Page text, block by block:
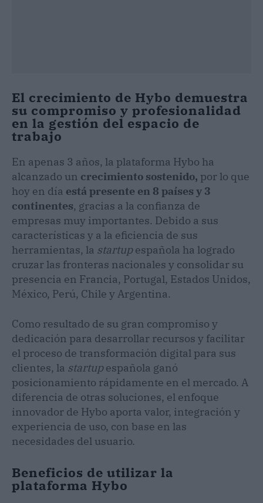
El crecimiento de Hybo demuestra
su compromiso y profesionalidad
en la gestión del espacio de
trabajo
En apenas 3 años, la plataforma Hybo ha
alcanzado un crecimiento sostenido, por lo que
hoy en día está presente en 8 países y 3
continentes, gracias a la confianza de
empresas muy importantes. Debido a sus
características y a la eficiencia de sus
herramientas, la startupespañola ha logrado
cruzar las fronteras nacionales y consolidar su
presencia en Francia, Portugal, Estados Unidos,
México, Perú, Chile y Argentina.
Como resultado de su gran compromiso y
dedicación para desarrollar recursos y facilitar
el proceso de transformación digital para sus
clientes, la startupespañola ganó
posicionamiento rápidamente en el mercado. A
diferencia de otras soluciones, el enfoque
innovador de Hybo aporta valor, integración y
experiencia de uso, con base en las
necesidades del usuario.
Beneficios de utilizar la
plataforma Hybo